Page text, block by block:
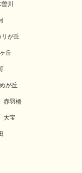
川
が丘
丘
が丘
赤羽橋
大宝